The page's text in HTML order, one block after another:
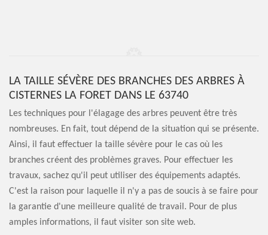
LA TAILLE SÉVÈRE DES BRANCHES DES ARBRES À
CISTERNES LA FORET DANS LE 63740
Les techniques pour l'élagage des arbres peuvent être très
nombreuses. En fait, tout dépend de la situation qui se présente.
Ainsi, il faut effectuer la taille sévère pour le cas où les
branches créent des problèmes graves. Pour effectuer les
travaux, sachez qu'il peut utiliser des équipements adaptés.
C'est la raison pour laquelle il n'y a pas de soucis à se faire pour
la garantie d'une meilleure qualité de travail. Pour de plus
amples informations, il faut visiter son site web.